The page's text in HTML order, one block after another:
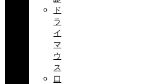
ド
ラ
イ
マ
ウ
ス
口